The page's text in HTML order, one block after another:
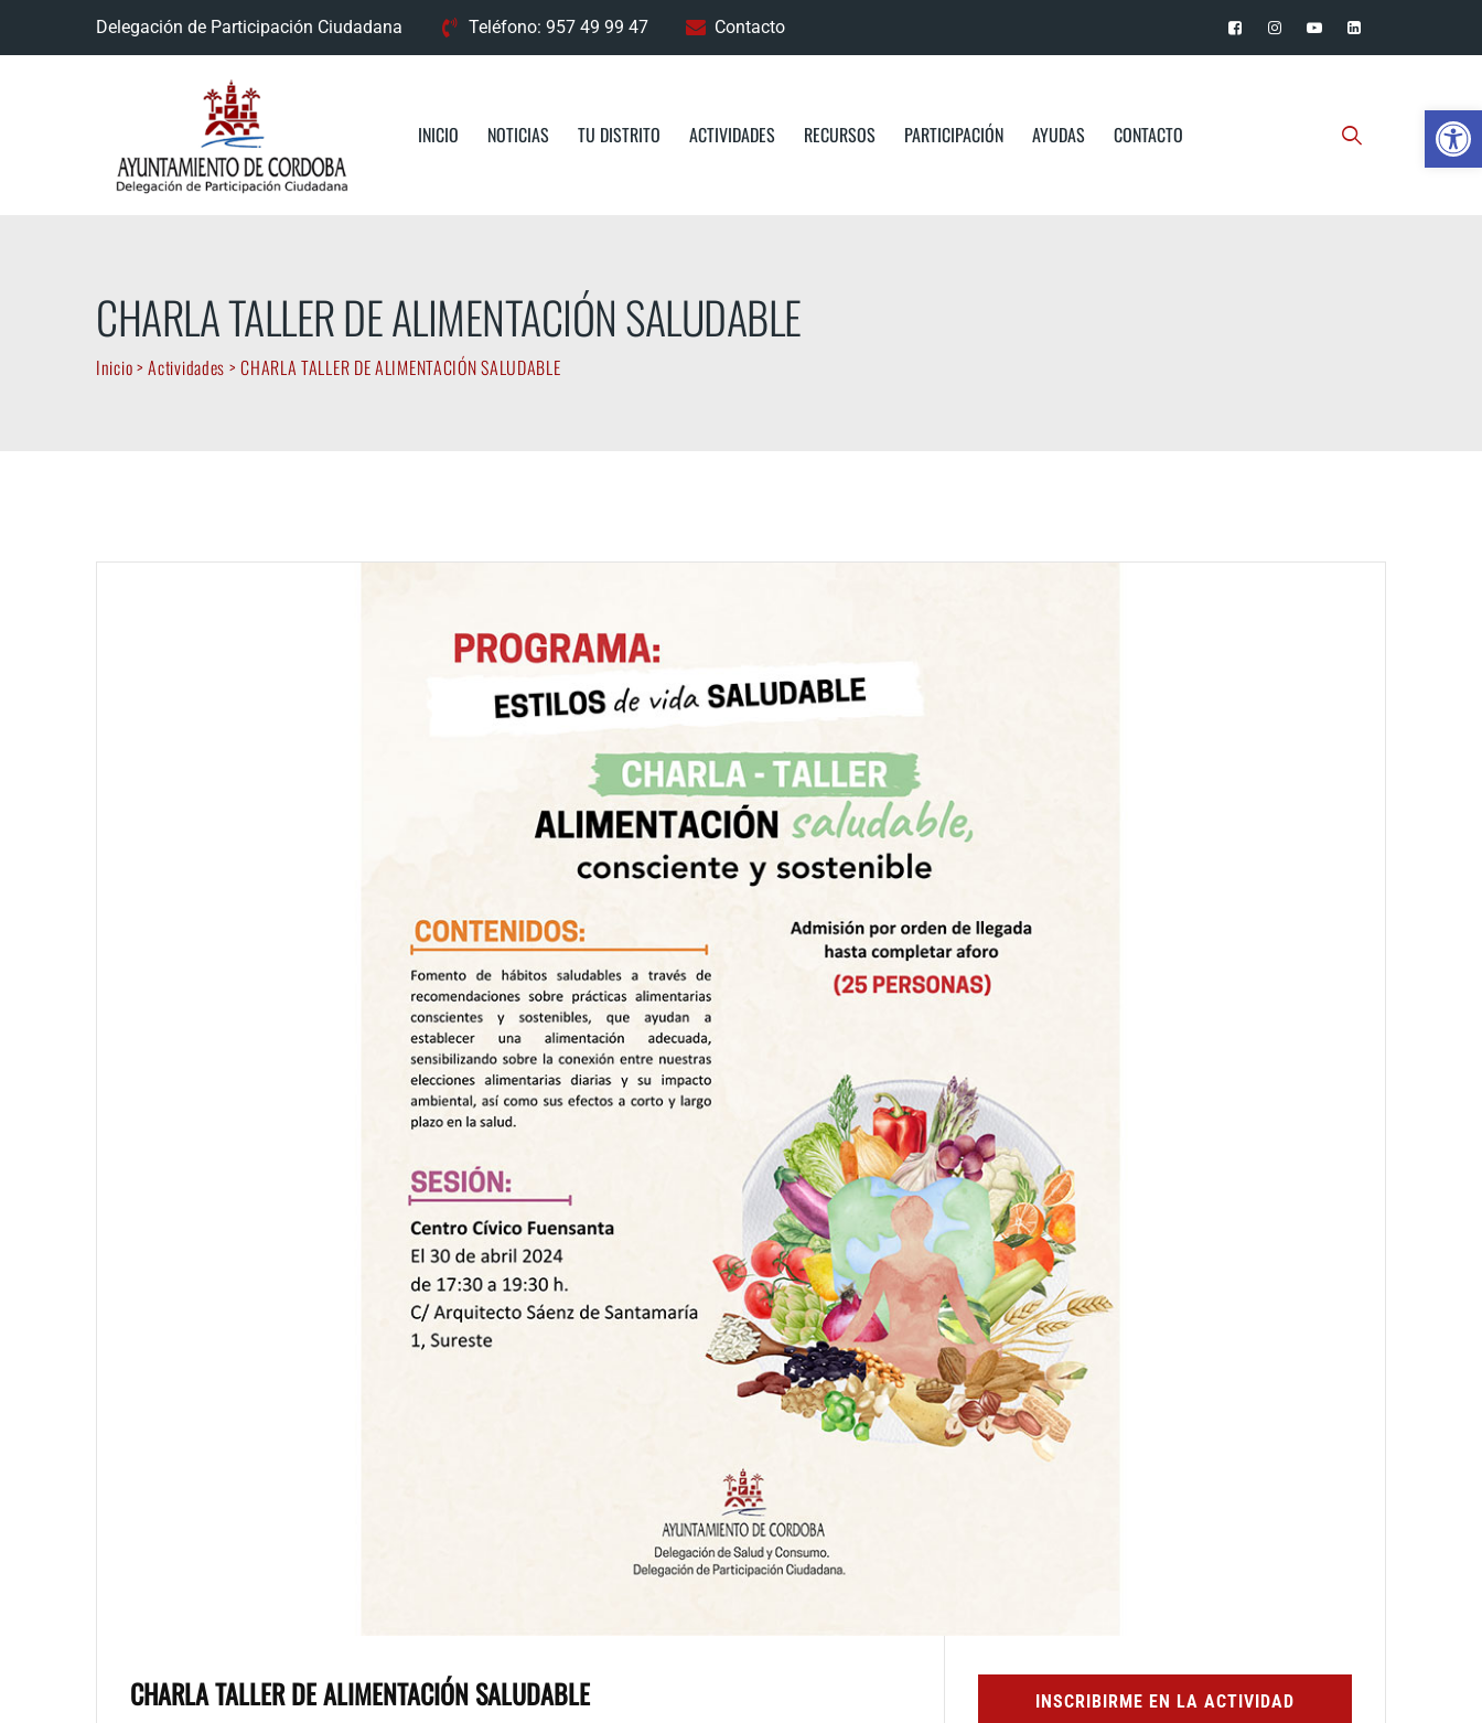
Delegación de Participación Ciudadana Teléfono: 957 49 99 47 Contacto
INICIO NOTICIAS TU DISTRITO ACTIVIDADES RECURSOS PARTICIPACIÓN AYUDAS CONTACTO
CHARLA TALLER DE ALIMENTACIÓN SALUDABLE
Inicio>Actividades >CHARLA TALLER DE ALIMENTACIÓN SALUDABLE
CHARLA TALLER DE ALIMENTACIÓN SALUDABLE INSCRIBIRME EN LA ACTIVIDAD